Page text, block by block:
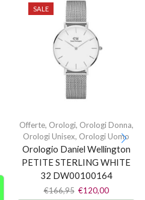
SALE
Offerte, Orologi, Orologi Donna,
Orologi Unisex, Orologi Uomo
Orologio Daniel Wellington
PETITE STERLING WHITE
32 DW00100164
€166,95 €120,00